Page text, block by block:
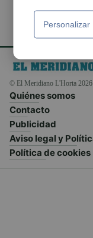
© El Meridiano L'Horta 2026
Quiénes somos
Contacto
Publicidad
Aviso legal y
Política de cookies
Personalizar